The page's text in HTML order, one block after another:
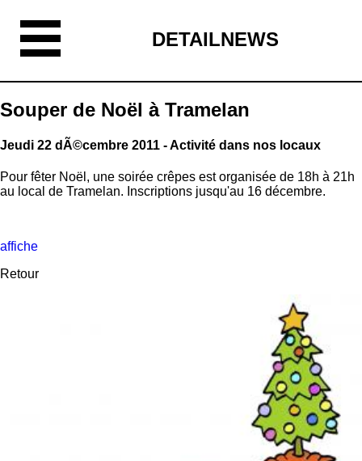
DETAILNEWS
Souper de Noël à Tramelan
Jeudi 22 dÃ©cembre 2011 - Activité dans nos locaux
Pour fêter Noël, une soirée crêpes est organisée de 18h à 21h
au local de Tramelan. Inscriptions jusqu'au 16 décembre.
affiche
Retour